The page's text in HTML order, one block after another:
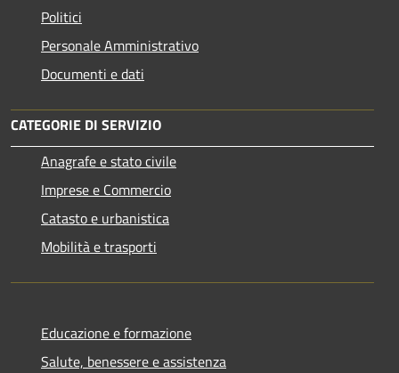
Politici
Personale Amministrativo
Documenti e dati
CATEGORIE DI SERVIZIO
Anagrafe e stato civile
Imprese e Commercio
Catasto e urbanistica
Mobilità e trasporti
Educazione e formazione
Salute, benessere e assistenza